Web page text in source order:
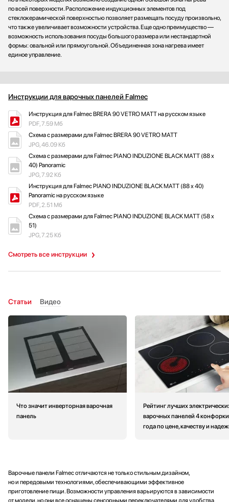
по всей поверхности. Расположение индукционных элементов под
стеклокерамической поверхностью позволяет размещать посуду произвольно,
что также увеличивает возможности устройства. Еще одно преимущество —
возможность использования посуды большого размера или нестандартной
формы: овальной или прямоугольной. Объединенная зона нагрева имеет
единое управление.
Инструкции для варочных панелей Falmec
Смотреть все инструкции
Инструкция для Falmec BRERA 90 VETRO MATT на русском языке
PDF, 7.59 Мб
Схема с размерами для Falmec BRERA 90 VETRO MATT
JPG, 46.09 Кб
Схема с размерами для Falmec PIANO INDUZIONE BLACK MATT (88 х
40) Panoramic
JPG, 7.92 Кб
Инструкция для Falmec PIANO INDUZIONE BLACK MATT (88 х 40)
Panoramic на русском языке
PDF, 2.51 Мб
Схема с размерами для Falmec PIANO INDUZIONE BLACK MATT (58 x
51)
JPG, 7.25 Кб
Статьи Видео
Что значит инверторная варочная
панель
Рейтинг лучших
варочных панелей 4
года по цене, качеству и
Варочные панели Falmec отличаются не только стильным дизайном,
но и передовыми технологиями, обеспечивающими эффективное
приготовление пищи. Возможности управления варьируются в зависимости
от модели, но они все оснащены сенсорными переключателями для удобства